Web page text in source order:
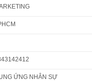
ỨNG NHÂN SỰ